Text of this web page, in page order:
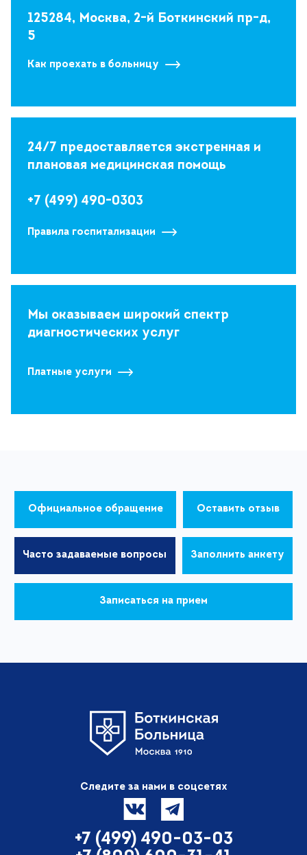
125284, Москва, 2-й Боткинский пр-д,
5
Как проехать в больницу
24/7 предоставляется экстренная и
плановая медицинская помощь
+7 (499) 490-0303
Правила госпитализации
Мы оказываем широкий спектр
диагностических услуг
Платные услуги
Официальное обращение Оставить отзыв
Часто задаваемые вопросы Заполнить анкету
Записаться на прием
Следите за нами в соцсетях
+7 (499) 490-03-03